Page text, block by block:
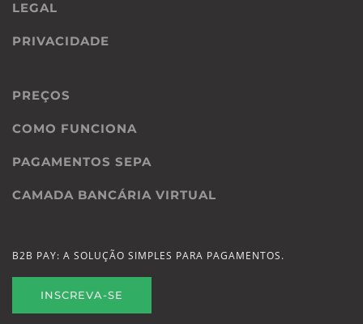
LEGAL
PRIVACIDADE
PREÇOS
COMO FUNCIONA
PAGAMENTOS SEPA
CAMADA BANCÁRIA VIRTUAL
B2B PAY: A SOLUÇÃO SIMPLES PARA PAGAMENTOS.
INSCREVA-SE